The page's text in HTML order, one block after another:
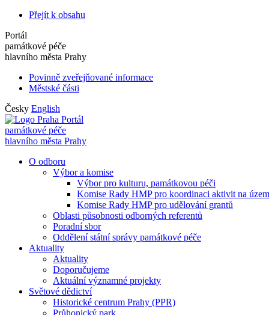
Přejít k obsahu
Portál
památkové péče
hlavního města Prahy
Povinně zveřejňované informace
Městské části
Česky English
Portál
památkové péče
hlavního města Prahy
O odboru
Výbor a komise
Výbor pro kulturu, památkovou péči
Komise Rady HMP pro koordinaci aktivit na
Komise Rady HMP pro udělování grantů
Oblasti působnosti odborných referentů
Poradní sbor
Oddělení státní správy památkové péče
Aktuality
Aktuality
Doporučujeme
Aktuální významné projekty
Světové dědictví
Historické centrum Prahy (PPR)
Průhonický park